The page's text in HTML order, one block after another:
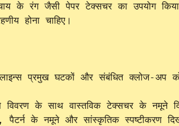
के रंग जैसी पेपर टेक्सचर का उपयोग किया
होना चाहिए।
प्रमुख घटकों और संबंधित क्लोज-अप को
के साथ वास्तविक टेक्सचर के नमूने
के नमूने और सांस्कृतिक स्पष्टीकरण